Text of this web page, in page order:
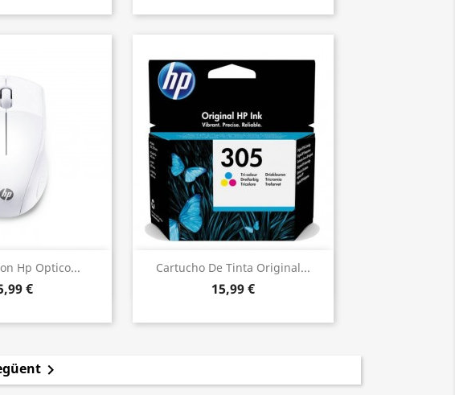
Hp Optico...
€
ràpida Cartucho De Tinta Original...
15,99 €
 Vista ràpida
